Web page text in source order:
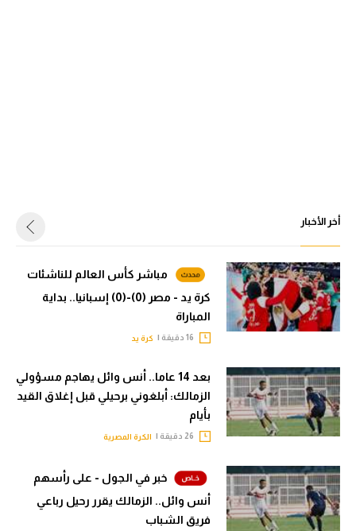
أخر الأخبار
مباشر كأس العالم للناشئات
كرة يد - مصر (0)-(0) إسبانيا.. بداية
المباراة
كرة يد
بعد 14 عاما.. أنس وائل يهاجم مسؤولي
الزمالك: أبلغوني برحيلي قبل إغلاق القيد
بأيام
الكرة المصرية
خبر في الجول - على رأسهم
أنس وائل.. الزمالك يقرر رحيل رباعي
فريق الشباب